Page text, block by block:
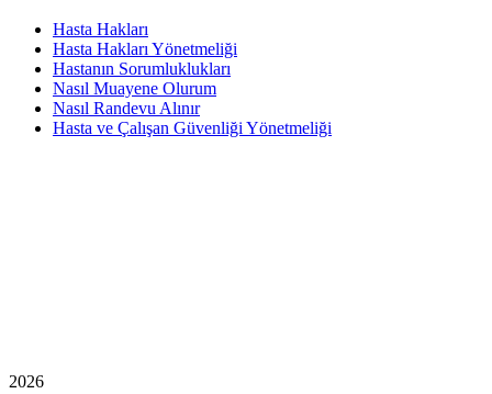
Hasta Hakları
Hasta Hakları Yönetmeliği
Hastanın Sorumluklukları
Nasıl Muayene Olurum
Nasıl Randevu Alınır
Hasta ve Çalışan Güvenliği Yönetmeliği
2026